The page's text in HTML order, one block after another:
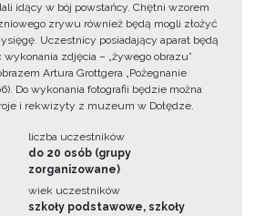
idący w bój powstańcy. Chętni wzorem
zrywu również będą mogli złożyć
Uczestnicy posiadający aparat będą
zdjęcia – „żywego obrazu”
Artura Grottgera „Pożegnanie
Do wykonania fotografii będzie można
i rekwizyty z muzeum w Dołędze.
liczba uczestników
do 20 osób (grupy
zorganizowane)
wiek uczestników
szkoły podstawowe, szkoły